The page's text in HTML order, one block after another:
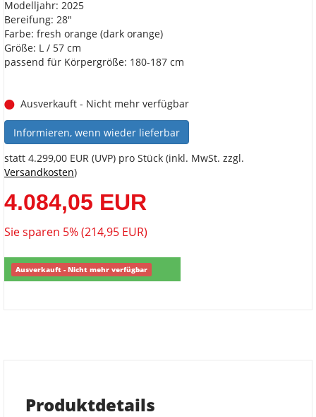
Modelljahr: 2025
Bereifung: 28"
Farbe: fresh orange (dark orange)
Größe: L / 57 cm
passend für Körpergröße: 180-187 cm
Ausverkauft - Nicht mehr verfügbar
Informieren, wenn wieder lieferbar
statt 4.299,00 EUR (UVP) pro Stück (inkl. MwSt. zzgl.
Versandkosten)
4.084,05 EUR
Sie sparen 5% (214,95 EUR)
Ausverkauft - Nicht mehr verfügbar
Produktdetails